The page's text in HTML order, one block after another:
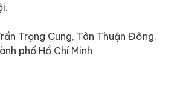
Trọng Cung, Tân Thuận Đông,
phố Hồ Chí Minh